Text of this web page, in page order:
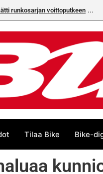
runkosarjan voittoputkeen
Tilaa Bike Bike-